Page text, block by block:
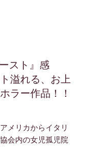
スト』感
溢れる、お上
ラー作品！！
メリカからイタリ
会内の女児孤児院